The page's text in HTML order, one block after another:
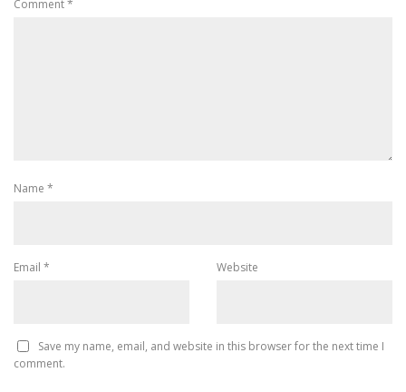
Comment*
Name *
Email * Website
Save my name, email, and website in this browser for the next time I
comment.